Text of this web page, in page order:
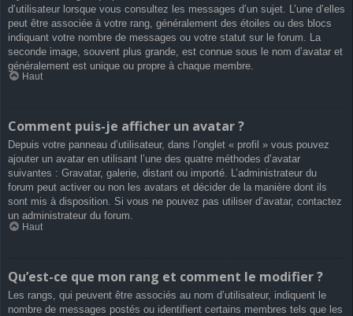
d’utilisateur lorsque vous consultez les messages d’un sujet. L’une d’elles
peut être associée à votre rang, généralement des étoiles ou des blocs
indiquant votre nombre de messages ou votre statut sur le forum. La
seconde image, souvent plus grande, est connue sous le nom d’avatar et
généralement est unique ou propre à chaque membre.
Haut
Comment puis-je afficher un avatar ?
Depuis votre panneau d’utilisateur, dans l’onglet « profil » vous pouvez
ajouter un avatar en utilisant l’une des quatre méthodes d’avatar
suivantes : Gravatar, galerie, distant ou importé. L’administrateur du
forum peut activer ou non les avatars et décider de la manière dont ils
sont mis à disposition. Si vous ne pouvez pas utiliser d’avatar, contactez
un administrateur du forum.
Haut
Qu’est-ce que mon rang et comment le modifier ?
Les rangs, qui peuvent être associés au nom d’utilisateur, indiquent le
nombre de messages postés ou identifient certains membres tels que les